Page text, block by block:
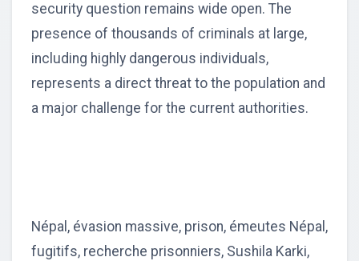
security question remains wide open. The
presence of thousands of criminals at large,
including highly dangerous individuals,
represents a direct threat to the population and
a major challenge for the current authorities.
Népal, évasion massive, prison, émeutes Népal,
fugitifs, recherche prisonniers, Sushila Karki,